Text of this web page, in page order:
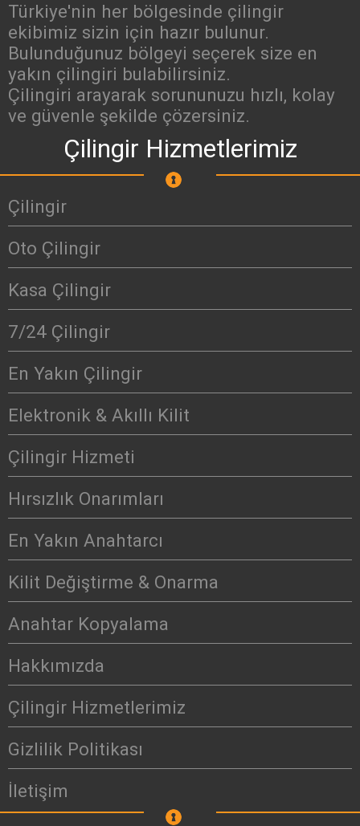
Türkiye'nin her bölgesinde çilingir
ekibimiz sizin için hazır bulunur.
Bulunduğunuz bölgeyi seçerek size en
yakın çilingiri bulabilirsiniz.
Çilingiri arayarak sorununuzu hızlı, kolay
ve güvenle şekilde çözersiniz.
Çilingir Hizmetlerimiz
Çilingir
Oto Çilingir
Kasa Çilingir
7/24 Çilingir
En Yakın Çilingir
Elektronik & Akıllı Kilit
Çilingir Hizmeti
Hırsızlık Onarımları
En Yakın Anahtarcı
Kilit Değiştirme & Onarma
Anahtar Kopyalama
Hakkımızda
Çilingir Hizmetlerimiz
Gizlilik Politikası
İletişim